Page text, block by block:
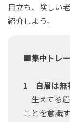
目立ち、険しい
紹介しよう。
■集中トレ
1 自眉は無
生えてる
ことを意識す